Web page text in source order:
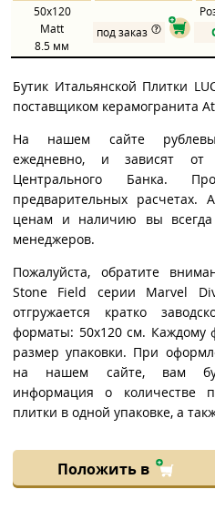
50x120
Matt
8.5 мм
под заказ
Бутик Итальянской Плитки
поставщиком керамогранита
На нашем сайте
ежедневно, и зависят
Центрального Банка.
предварительных
ценам и наличию вы
менеджеров.
Пожалуйста, обратите
Stone Field серии Marvel
отгружается кратко
форматы: 50x120 см. Каждому
размер упаковки. При
на нашем сайте, вам
информация о количестве
плитки в одной упаковке, а
Положить в